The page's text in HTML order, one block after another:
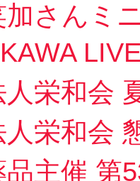
加さんミ
人栄和会
人栄和会
品主催 第